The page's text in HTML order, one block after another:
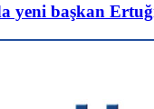
yeni başkan